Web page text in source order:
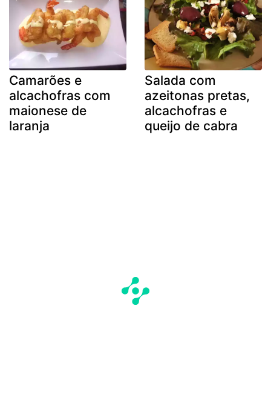
Camarões e
alcachofras com
maionese de
laranja
Salada com
azeitonas pretas,
alcachofras e
queijo de cabra